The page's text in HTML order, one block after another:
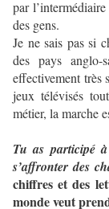
par
des gens.
Je ne sais pas si
des pays
effectivement très
jeux télévisés
métier, la marche
Tu as participé
s’affronter des
chiffres et des
monde veut